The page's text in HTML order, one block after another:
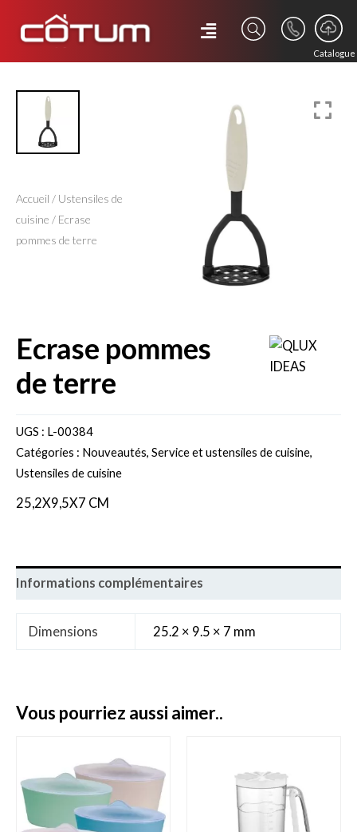
Catalogue
Accueil / Ustensiles de
cuisine / Ecrase
pommes de terre
ecrase pommes
de terre
UGS : L-00384
Catégories : Nouveautés, Service et ustensiles de cuisine,
Ustensiles de cuisine
25,2X9,5X7 CM
Informations complémentaires
Dimensions 25.2 × 9.5 × 7 mm
vous pourriez aussi aimer..